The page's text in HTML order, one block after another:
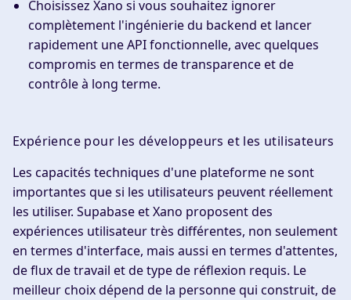
Choisissez Xano si vous souhaitez ignorer
complètement l'ingénierie du backend et lancer
rapidement une API fonctionnelle, avec quelques
compromis en termes de transparence et de
contrôle à long terme.
Expérience pour les développeurs et les utilisateurs
Les capacités techniques d'une plateforme ne sont
importantes que si les utilisateurs peuvent réellement
les utiliser. Supabase et Xano proposent des
expériences utilisateur très différentes, non seulement
en termes d'interface, mais aussi en termes d'attentes,
de flux de travail et de type de réflexion requis. Le
meilleur choix dépend de la personne qui construit, de